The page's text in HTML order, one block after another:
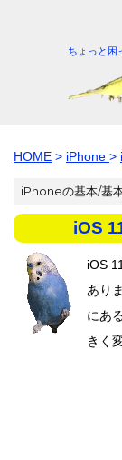
ちょっと
HOME > iPhone >
iPhoneの基本/基
iOS
iOS
あり
にあ
きく